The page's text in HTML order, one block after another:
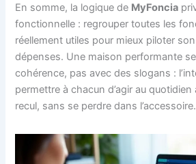
En somme, la logique de MyFoncia
fonctionnelle : regrouper toutes les
réellement utiles pour mieux piloter
dépenses. Une maison performante
cohérence, pas avec des slogans :
permettre à chacun d’agir au
recul, sans se perdre dans l’accessoire.